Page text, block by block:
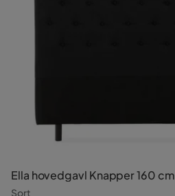
Ella hovedgavl Knapper 160 cm
Sort